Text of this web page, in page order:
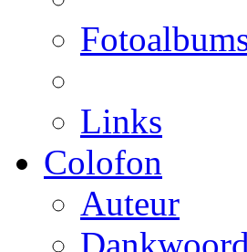
Links
Colofon
Auteur